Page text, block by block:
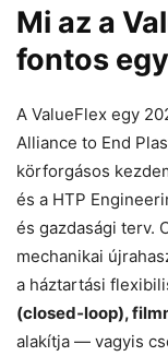
Mi az a
fontos
A ValueFlex egy
Alliance to End
körforgásos
és a HTP
és gazdasági terv.
mechanikai
a háztartási
(closed‑loop),
alakítja — vagyis